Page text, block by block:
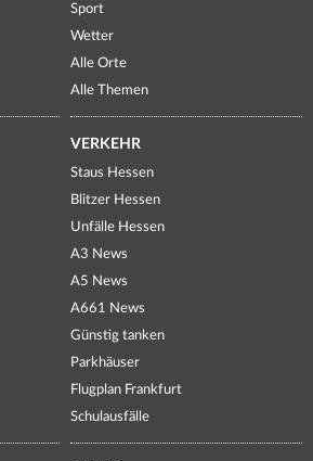
Sport
Wetter
Alle Orte
Alle Themen
VERKEHR
Staus Hessen
Blitzer Hessen
Unfälle Hessen
A3 News
A5 News
A661 News
Günstig tanken
Parkhäuser
Flugplan Frankfurt
Schulausfälle